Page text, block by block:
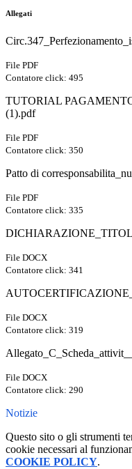
Allegati
File PDF
Contatore click: 495
TUTORIAL
(1).pdf
File PDF
Contatore click: 350
Patto di
File PDF
Contatore click: 335
File DOCX
Contatore click: 341
File DOCX
Contatore click: 319
File DOCX
Contatore click: 290
Notizie
Questo sito o gli strumenti
cookie necessari al
COOKIE POLICY.